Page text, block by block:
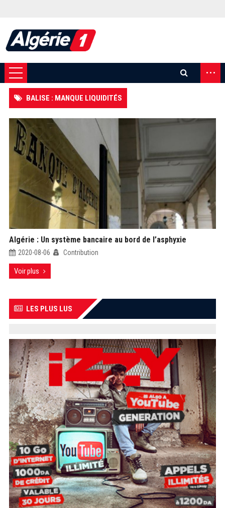
...
BALISE : MANQUE LIQUIDITÉS
Algérie : Un système bancaire au bord de l’asphyxie
2020-08-06 Contribution
Voir plus
LES PLUS LUS